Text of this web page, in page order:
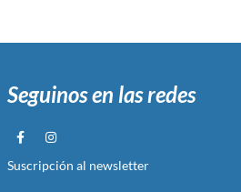
Seguinos en las redes
Suscripción al newsletter